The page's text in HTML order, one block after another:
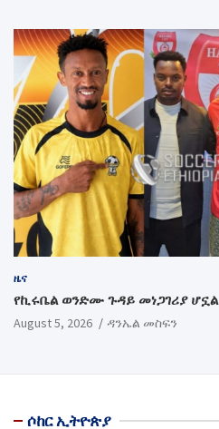
ዜና
የኪሩቤል ወንድሙ ጉዳይ መነጋገሪያ ሆኗል
August 5, 2026 ዳንኤል መስፍን
ሶከር ኢትዮጵያ